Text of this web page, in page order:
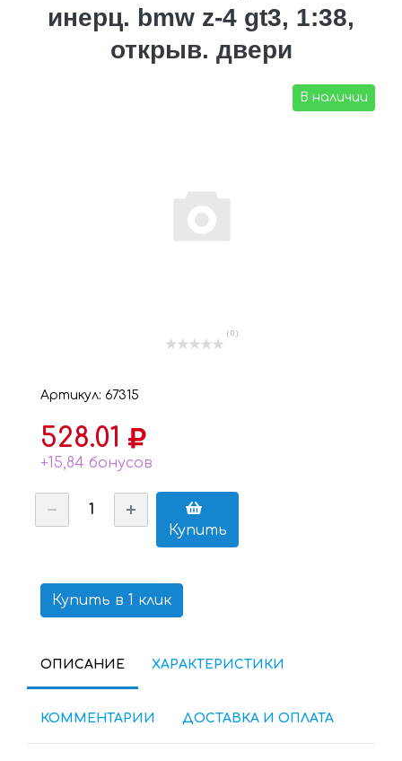
инерц. bmw z-4 gt3, 1:38,
открыв. двери
В наличии
( 0 )
Артикул: 67315
528.01
+15,84 бонусов
Купить
Купить в 1 клик
ОПИСАНИЕ ХАРАКТЕРИСТИКИ
КОММЕНТАРИИ ДОСТАВКА И ОПЛАТА